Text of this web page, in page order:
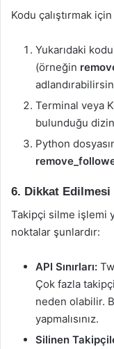
Kodu çalıştırmak
Yukarıdaki
(örneğin
Terminal veya
bulunduğu
Python
6. Dikkat Edilmesi
Takipçi silme işlemi
noktalar şunlardır:
API Sınırları:
Çok fazla takipçi
neden olabilir.
yapmalısınız.
Silinen